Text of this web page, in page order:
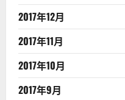
2017年12月
2017年11月
2017年10月
2017年9月